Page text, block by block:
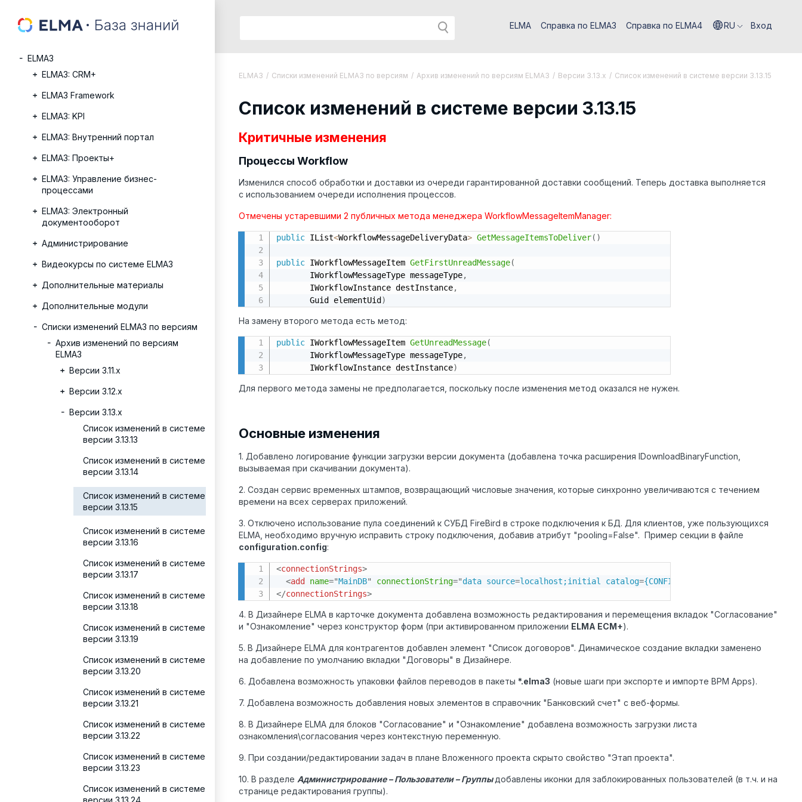
ELMA3
ELMA3: CRM+
ELMA3 Framework
ELMA3: KPI
ELMA3: Внутренний портал
ELMA3: Проекты+
ELMA3: Управление бизнес-
процессами
ELMA3: Электронный
документооборот
Администрирование
Видеокурсы по системе ELMA3
Дополнительные материалы
Дополнительные модули
Списки изменений ELMA3 по версиям
Архив изменений по версиям
ELMA3
Версии 3.11.х
Версии 3.12.х
Версии 3.13.х
Список изменений в системе
версии 3.13.13
Список изменений в системе
версии 3.13.14
Список изменений в системе
версии 3.13.15
Список изменений в системе
версии 3.13.16
Список изменений в системе
версии 3.13.17
Список изменений в системе
версии 3.13.18
Список изменений в системе
версии 3.13.19
Список изменений в системе
версии 3.13.20
Список изменений в системе
версии 3.13.21
Список изменений в системе
версии 3.13.22
Список изменений в системе
версии 3.13.23
Список изменений в системе
версии 3.13.24
ELMA Справка по ELMA3 Справка по ELMA4 RU Вход
ELMA3 / Списки изменений ELMA3 по версиям / Архив изменений по версиям ELMA3 / Версии 3.13.х / Список изменений в системе версии 3.13.15
Список изменений в системе версии 3.13.15
Критичные изменения
Процессы Workflow
Изменился способ обработки и доставки из очереди гарантированной доставки сообщений. Теперь доставка выполняется
с использованием очереди исполнения процессов.
Отмечены устаревшими 2 публичных метода менеджера WorkflowMessageItemManager:
public IList<WorkflowMessageDeliveryData> GetMessageItemsToDeliver( )
public IWorkflowMessageItem GetFirstUnreadMessage(
       IWorkflowMessageType messageType
,
       IWorkflowInstance destInstance
,
       Guid elementUid
)
На замену второго метода есть метод:
public IWorkflowMessageItem GetUnreadMessage(
       IWorkflowMessageType messageType
,
       IWorkflowInstance destInstance
)
Для первого метода замены не предполагается, поскольку после изменения метод оказался не нужен.
Основные изменения
1. Добавлено логирование функции загрузки версии документа (добавлена точка расширения IDownloadBinaryFunction,
вызываемая при скачивании документа).
2. Создан сервис временных штампов, возвращающий числовые значения, которые синхронно увеличиваются с течением
времени на всех серверах приложений.
3. Отключено использование пула соединений к СУБД FireBird в строке подключения к БД. Для клиентов, уже пользующихся
ELMA, необходимо вручную исправить строку подключения, добавив атрибут "pooling=False". Пример секции в файле
configuration.config:
<connectionStrings>
<add name="MainDB" connectionString="data source=localhost;initial catalog={CONFIGDIR}\base.fdb;user id
</connectionStrings>
4. В Дизайнере ELMA в карточке документа добавлена возможность редактирования и перемещения вкладок "Согласование"
и "Ознакомление" через конструктор форм (при активированном приложении ELMA ECM+).
5. В Дизайнере ELMA для контрагентов добавлен элемент "Список договоров". Динамическое создание вкладки заменено
на добавление по умолчанию вкладки "Договоры" в Дизайнере.
6. Добавлена возможность упаковки файлов переводов в пакеты *.elma3 (новые шаги при экспорте и импорте BPM Apps).
7. Добавлена возможность добавления новых элементов в справочник "Банковский счет" с веб-формы.
8. В Дизайнере ELMA для блоков "Согласование" и "Ознакомление" добавлена возможность загрузки листа
ознакомления\согласования через контекстную переменную.
9. При создании/редактировании задач в плане Вложенного проекта скрыто свойство "Этап проекта".
10. В разделе Администрирование – Пользователи – Группыдобавлены иконки для заблокированных пользователей (в т.ч. и на
странице редактирования группы).